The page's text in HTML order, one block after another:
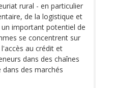
rural - en particulier
de la logistique et
important potentiel de
se concentrent sur
au crédit et
dans des chaînes
des marchés